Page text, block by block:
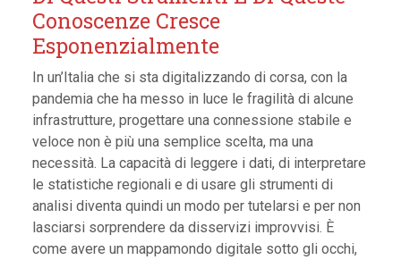
Conoscenze Cresce
Esponenzialmente
In un’Italia che si sta digitalizzando di corsa, con la
pandemia che ha messo in luce le fragilità di alcune
infrastrutture, progettare una connessione stabile e
veloce non è più una semplice scelta, ma una
necessità. La capacità di leggere i dati, di interpretare
le statistiche regionali e di usare gli strumenti di
analisi diventa quindi un modo per tutelarsi e per non
lasciarsi sorprendere da disservizi improvvisi. È
come avere un mappamondo digitale sotto gli occhi,